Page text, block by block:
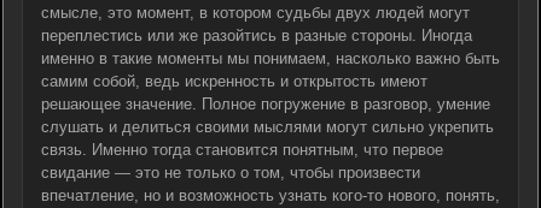
смысле, это момент, в котором судьбы двух людей могут
переплестись или же разойтись в разные стороны. Иногда
именно в такие моменты мы понимаем, насколько важно быть
самим собой, ведь искренность и открытость имеют
решающее значение. Полное погружение в разговор, умение
слушать и делиться своими мыслями могут сильно укрепить
связь. Именно тогда становится понятным, что первое
свидание — это не только о том, чтобы произвести
впечатление, но и возможность узнать кого-то нового, понять,